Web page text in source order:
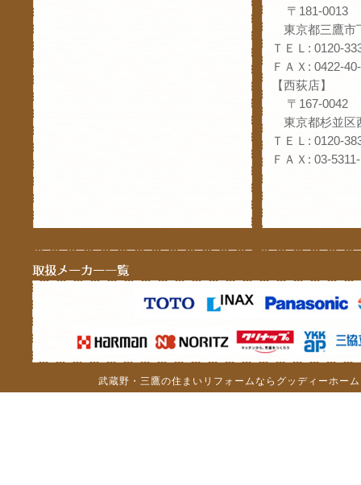
〒181-0013
東京都三鷹市
ＴＥＬ: 0120-
ＦＡＸ: 0422-
【西荻店】
〒167-0042
東京都杉並区
ＴＥＬ: 0120-
ＦＡＸ: 03-
武蔵野・三鷹の住まいリフォームならグッディーホ